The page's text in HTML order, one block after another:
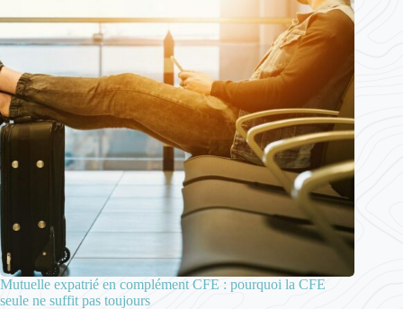
Mutuelle expatrié en complément CFE : pourquoi la CFE
seule ne suffit pas toujours